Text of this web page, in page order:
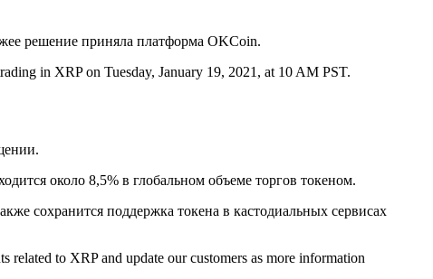
решение приняла платформа OKCoin.
in XRP on Tuesday, January 19, 2021, at 10 AM PST.
около 8,5% в глобальном объеме торгов токеном.
сохранится поддержка токена в кастодиальных сервисах
to XRP and update our customers as more information